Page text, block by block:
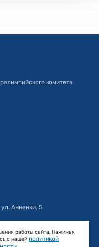
комитета
Анненки, 5
работы сайта. Нажимая
с нашейполитикой